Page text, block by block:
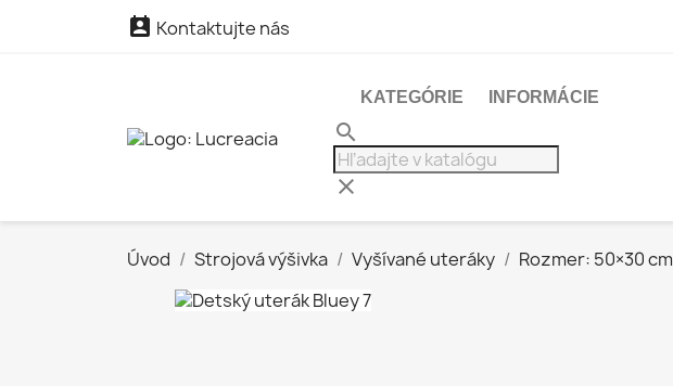
 Kontaktujte nás
KATEGÓRIE INFORMÁCIE
search
clear
Úvod Strojová výšivka Vyšívané uteráky Rozmer: 50×30 cm